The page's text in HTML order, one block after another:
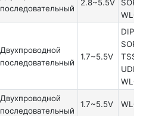
последовательный
2.8~5.5V
SOP8
Двухпроводной
последовательный
1.7~5.5V
DIP8
SOP8
Двухпроводной
последовательный
1.7~5.5V